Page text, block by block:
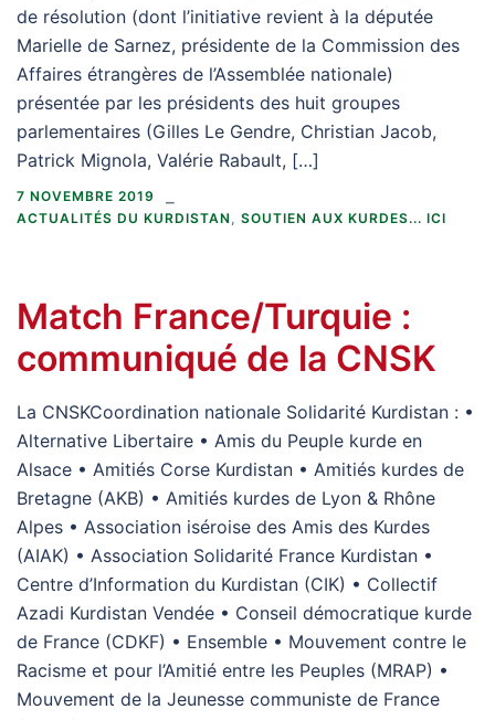
de résolution (dont l’initiative revient à la députée
Marielle de Sarnez, présidente de la Commission des
Affaires étrangères de l’Assemblée nationale)
présentée par les présidents des huit groupes
parlementaires (Gilles Le Gendre, Christian Jacob,
Patrick Mignola, Valérie Rabault, […]
7 NOVEMBRE 2019
ACTUALITÉS DU KURDISTAN , SOUTIEN AUX KURDES... ICI
Match France/Turquie :
communiqué de la CNSK
La CNSKCoordination nationale Solidarité Kurdistan : •
Alternative Libertaire • Amis du Peuple kurde en
Alsace • Amitiés Corse Kurdistan • Amitiés kurdes de
Bretagne (AKB) • Amitiés kurdes de Lyon & Rhône
Alpes • Association iséroise des Amis des Kurdes
(AIAK) • Association Solidarité France Kurdistan •
Centre d’Information du Kurdistan (CIK) • Collectif
Azadi Kurdistan Vendée • Conseil démocratique kurde
de France (CDKF) • Ensemble • Mouvement contre le
Racisme et pour l’Amitié entre les Peuples (MRAP) •
Mouvement de la Jeunesse communiste de France